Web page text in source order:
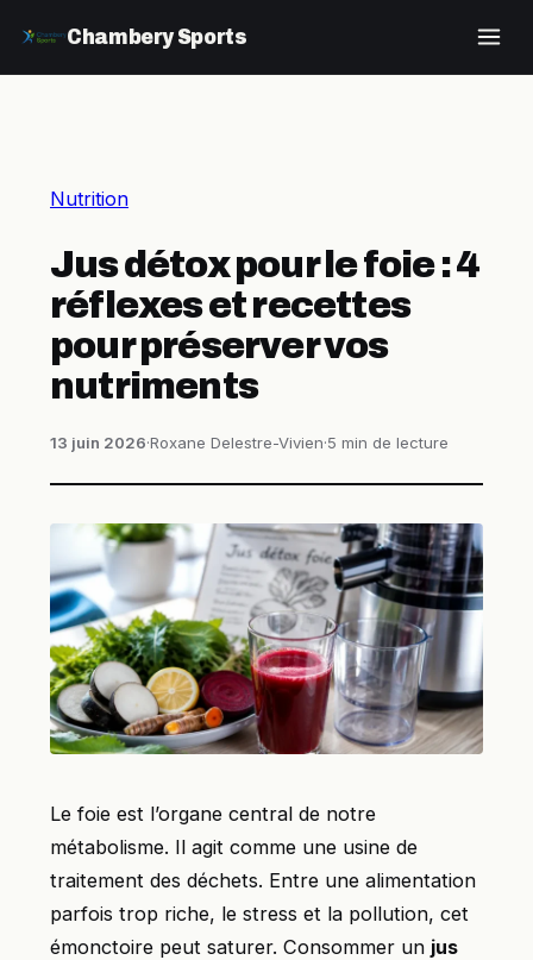
Chambery Sports
Nutrition
Jus détox pour le foie : 4
réflexes et recettes
pour préserver vos
nutriments
13 juin 2026·Roxane Delestre-Vivien·5 min de lecture
Le foie est l’organe central de notre
métabolisme. Il agit comme une usine de
traitement des déchets. Entre une alimentation
parfois trop riche, le stress et la pollution, cet
émonctoire peut saturer. Consommer un jus